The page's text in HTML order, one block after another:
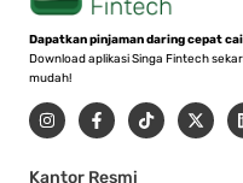
Dapatkan pinjaman daring cepat
Download aplikasi Singa Fintech
mudah!
I
n
s
a
F
a
c
b
T
i
k
X
-
t
Kantor Resmi